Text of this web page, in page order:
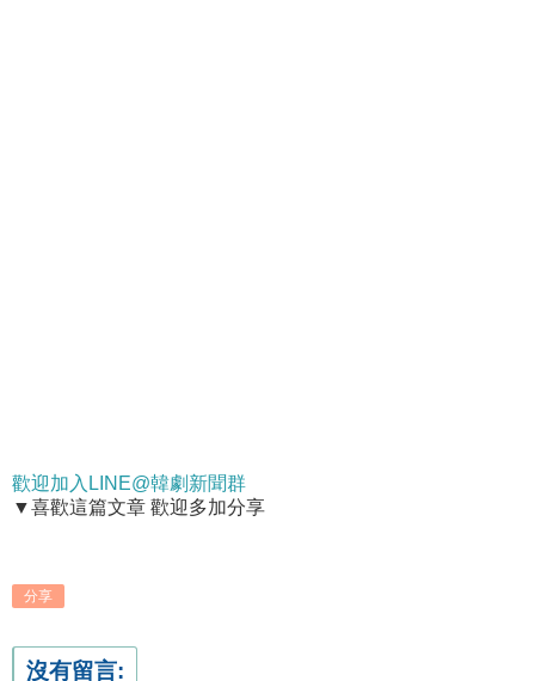
歡迎加入LINE@韓劇新聞群
▼喜歡這篇文章 歡迎多加分享
分享
沒有留言: